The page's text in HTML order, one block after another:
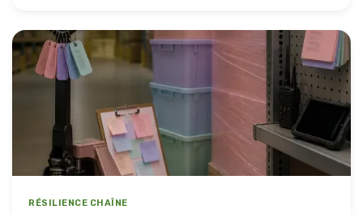
RÉSILIENCE CHAÎNE